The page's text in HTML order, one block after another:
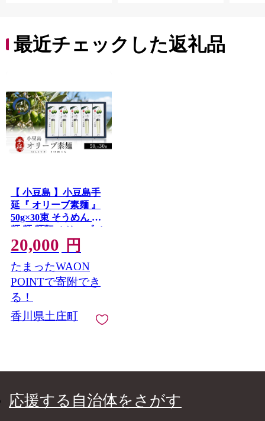
最近チェックした返礼品
【 小豆島 】小豆島手
延『 オリーブ素麺 』
50g×30束 そうめん 素
麺 麺 麺類 オリーブ オ
リーブオイル こだわ
り 国産 香川 香川県 土
庄 土庄町
20,000 円
たまったWAON
POINTで寄附でき
る！
香川県土庄町
応援する自治体をさがす